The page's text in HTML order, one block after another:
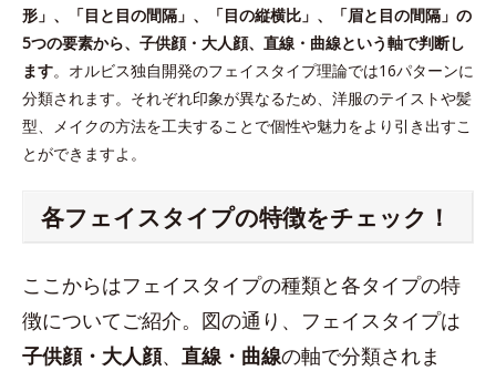
形」、「目と目の間隔」、「目の縦横比」、「眉と目の間隔」の
5つの要素から、子供顔・大人顔、直線・曲線という軸で判断し
ます。オルビス独自開発のフェイスタイプ理論では16パターンに
分類されます。それぞれ印象が異なるため、洋服のテイストや髪
型、メイクの方法を工夫することで個性や魅力をより引き出すこ
とができますよ。
各フェイスタイプの特徴をチェック！
ここからはフェイスタイプの種類と各タイプの特
徴についてご紹介。図の通り、フェイスタイプは
子供顔・大人顔、 直線・曲線の軸で分類されま